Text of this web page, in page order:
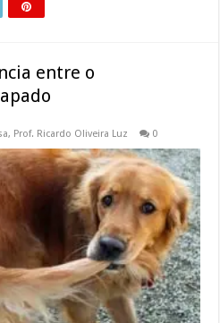
entre o
, Prof. Ricardo Oliveira Luz 0